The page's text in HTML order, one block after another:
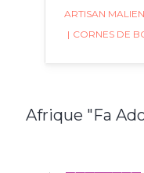
ARTISAN MALIEN
| CORNES DE
Afrique "Fa